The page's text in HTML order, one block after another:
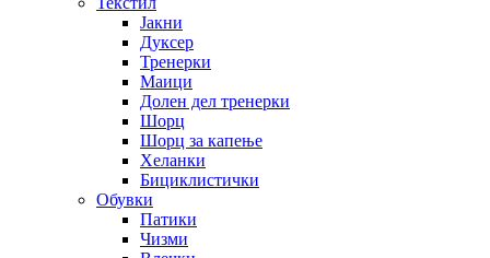
Јакни
Дуксер
Тренерки
Маици
Долен дел тренерки
Шорц
Шорц за капење
Хеланки
Бициклистички
Обувки
Патики
Чизми